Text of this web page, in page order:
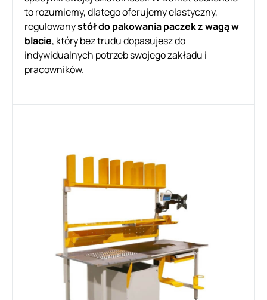
to rozumiemy, dlatego oferujemy elastyczny,
regulowanystół do pakowania paczek z wagą w
blacie, który bez trudu dopasujesz do
indywidualnych potrzeb swojego zakładu i
pracowników.